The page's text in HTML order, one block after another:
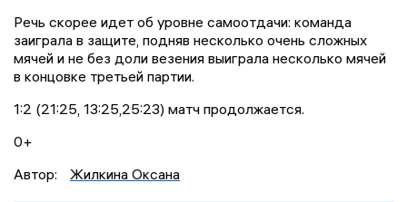
Речь скорее идет об уровне самоотдачи: команда
заиграла в защите, подняв несколько очень сложных
мячей и не без доли везения выиграла несколько мячей
в концовке третьей партии.
1:2 (21:25, 13:25,25:23) матч продолжается.
0+
Автор:
Жилкина Оксана